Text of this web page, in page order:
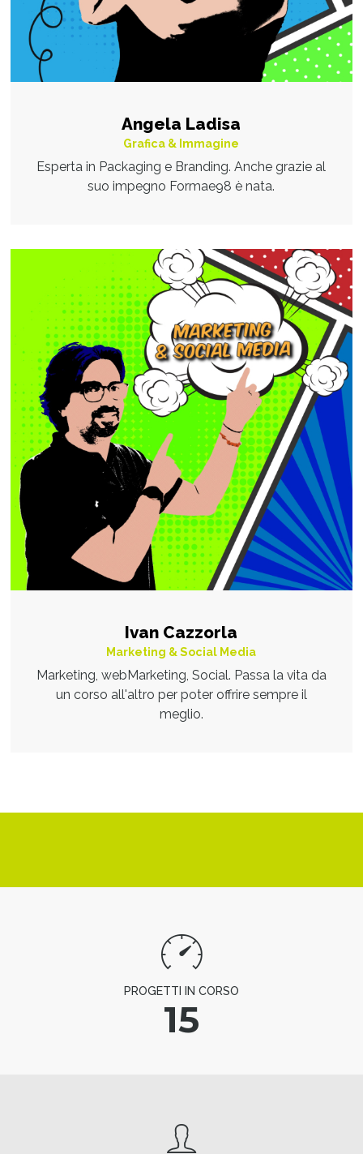
Angela Ladisa
Grafica & Immagine
Esperta in Packaging e Branding. Anche grazie al
suo impegno Formae98 è nata.
Ivan Cazzorla
Marketing & Social Media
Marketing, webMarketing, Social. Passa la vita da
un corso all'altro per poter offrire sempre il
meglio.
PROGETTI IN CORSO
15